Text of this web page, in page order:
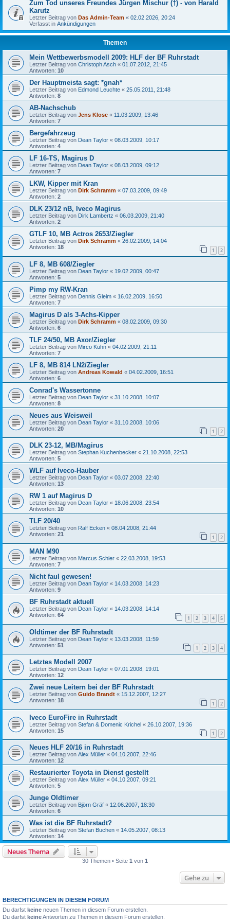
Zum Tod unseres Freundes Jürgen Mischur (†) - von Harald
Karutz
Letzter Beitrag von Das Admin-Team « 02.02.2026, 20:24
Verfasst in Ankündigungen
Themen
Mein Wettbewerbsmodell 2009: HLF der BF Ruhrstadt
Letzter Beitrag von Christoph Asch « 01.07.2012, 21:45
Antworten: 10
Der Hauptmeista sagt: *gnah*
Letzter Beitrag von Edmond Leuchte « 25.05.2011, 21:48
Antworten: 8
AB-Nachschub
Letzter Beitrag von Jens Klose « 11.03.2009, 13:46
Antworten: 7
Bergefahrzeug
Letzter Beitrag von Dean Taylor « 08.03.2009, 10:17
Antworten: 4
LF 16-TS, Magirus D
Letzter Beitrag von Dean Taylor « 08.03.2009, 09:12
Antworten: 7
LKW, Kipper mit Kran
Letzter Beitrag von Dirk Schramm « 07.03.2009, 09:49
Antworten: 2
DLK 23/12 nB, Iveco Magirus
Letzter Beitrag von Dirk Lambertz « 06.03.2009, 21:40
Antworten: 2
GTLF 10, MB Actros 2653/Ziegler
Letzter Beitrag von Dirk Schramm « 26.02.2009, 14:04
Antworten: 18 1 2
LF 8, MB 608/Ziegler
Letzter Beitrag von Dean Taylor « 19.02.2009, 00:47
Antworten: 5
Pimp my RW-Kran
Letzter Beitrag von Dennis Gleim « 16.02.2009, 16:50
Antworten: 7
Magirus D als 3-Achs-Kipper
Letzter Beitrag von Dirk Schramm « 08.02.2009, 09:30
Antworten: 6
TLF 24/50, MB Axor/Ziegler
Letzter Beitrag von Mirco Kühn « 04.02.2009, 21:11
Antworten: 7
LF 8, MB 814 LN2/Ziegler
Letzter Beitrag von Andreas Kowald « 04.02.2009, 16:51
Antworten: 6
Conrad's Wassertonne
Letzter Beitrag von Dean Taylor « 31.10.2008, 10:07
Antworten: 8
Neues aus Weisweil
Letzter Beitrag von Dean Taylor « 31.10.2008, 10:06
Antworten: 20 1 2
DLK 23-12, MB/Magirus
Letzter Beitrag von Stephan Kuchenbecker « 21.10.2008, 22:53
Antworten: 5
WLF auf Iveco-Hauber
Letzter Beitrag von Dean Taylor « 03.07.2008, 22:40
Antworten: 13
RW 1 auf Magirus D
Letzter Beitrag von Dean Taylor « 18.06.2008, 23:54
Antworten: 10
TLF 20/40
Letzter Beitrag von Ralf Ecken « 08.04.2008, 21:44
Antworten: 21 1 2
MAN M90
Letzter Beitrag von Marcus Schier « 22.03.2008, 19:53
Antworten: 7
Nicht faul gewesen!
Letzter Beitrag von Dean Taylor « 14.03.2008, 14:23
Antworten: 9
BF Ruhrstadt aktuell
Letzter Beitrag von Dean Taylor « 14.03.2008, 14:14
Antworten: 64 1 2 3 4 5
Oldtimer der BF Ruhrstadt
Letzter Beitrag von Dean Taylor « 13.03.2008, 11:59
Antworten: 51 1 2 3 4
Letztes Modell 2007
Letzter Beitrag von Dean Taylor « 07.01.2008, 19:01
Antworten: 12
Zwei neue Leitern bei der BF Ruhrstadt
Letzter Beitrag von Guido Brandt « 15.12.2007, 12:27
Antworten: 18 1 2
Iveco EuroFire in Ruhrstadt
Letzter Beitrag von Stefan & Domenic Krichel « 26.10.2007, 19:36
Antworten: 15 1 2
Neues HLF 20/16 in Ruhrstadt
Letzter Beitrag von Alex Müller « 04.10.2007, 22:46
Antworten: 12
Restaurierter Toyota in Dienst gestellt
Letzter Beitrag von Alex Müller « 04.10.2007, 09:21
Antworten: 5
Junge Oldtimer
Letzter Beitrag von Björn Gräf « 12.06.2007, 18:30
Antworten: 6
Was ist die BF Ruhrstadt?
Letzter Beitrag von Stefan Buchen « 14.05.2007, 08:13
Antworten: 14
Neues Thema
30 Themen • Seite 1 von 1
Gehe zu
BERECHTIGUNGEN IN DIESEM FORUM
Du darfst keine neuen Themen in diesem Forum erstellen.
Du darfst keineAntworten zu Themen in diesem Forum erstellen.